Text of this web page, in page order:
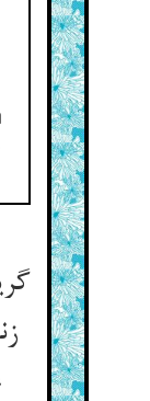
عرش را گریان کند